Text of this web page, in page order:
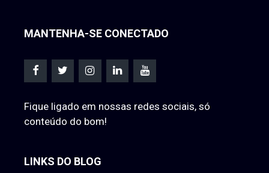
MANTENHA-SE CONECTADO
Fique ligado em nossas redes sociais, só
conteúdo do bom!
LINKS DO BLOG